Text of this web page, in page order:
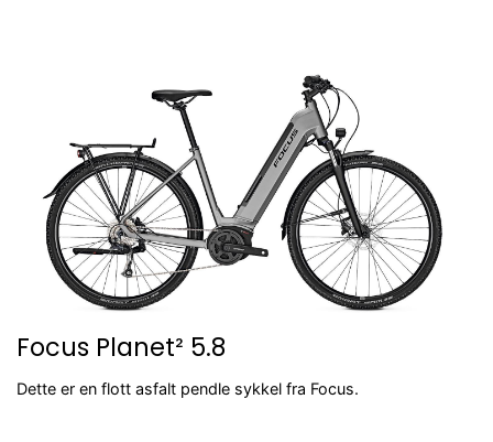
Focus Planet² 5.8
Dette er en flott asfalt pendle sykkel fra Focus.